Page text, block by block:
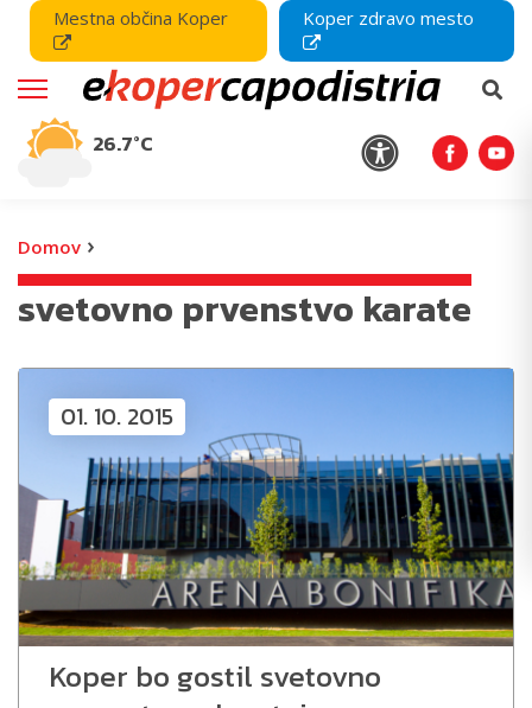
Mestna občina Koper Koper zdravo mesto
26.7°C
Domov ›
svetovno prvenstvo karate
01. 10. 2015
Koper bo gostil svetovno